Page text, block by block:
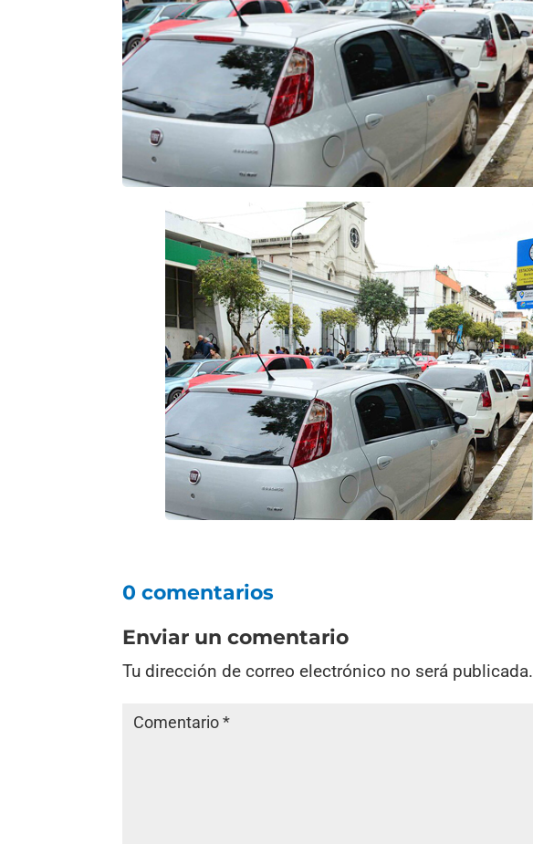
0 comentarios
Enviar un comentario
Tu dirección de correo electrónico no será publicada.